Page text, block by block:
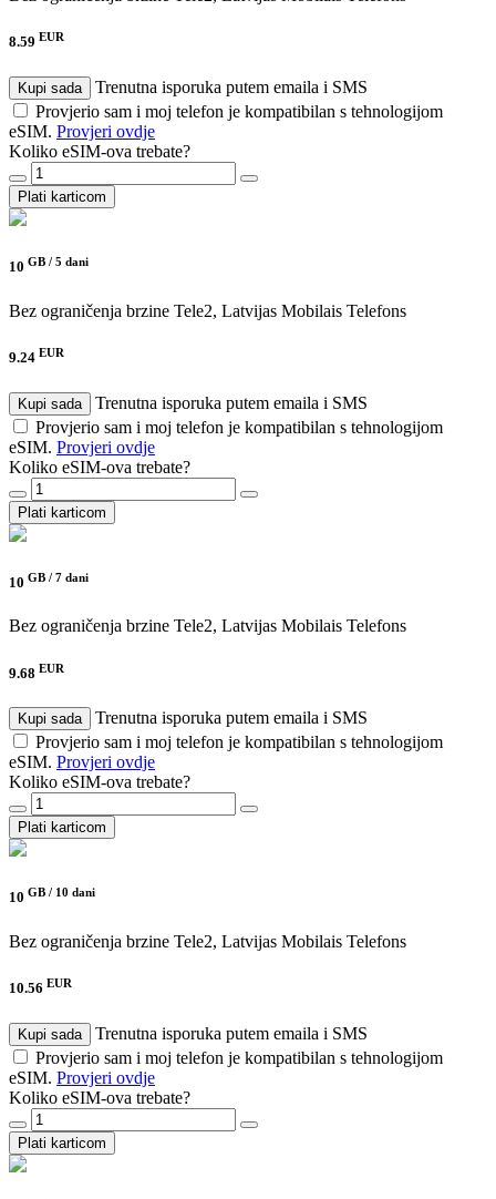
8.59 EUR
Kupi sada
Trenutna isporuka putem emaila i SMS
Provjerio sam i moj telefon je kompatibilan s tehnologijom
eSIM. Provjeri ovdje
Koliko eSIM-ova trebate?
Plati karticom
10 GB / 5 dani
Bez ograničenja brzine Tele2, Latvijas Mobilais Telefons
9.24 EUR
Kupi sada
Trenutna isporuka putem emaila i SMS
Provjerio sam i moj telefon je kompatibilan s tehnologijom
eSIM. Provjeri ovdje
Koliko eSIM-ova trebate?
Plati karticom
10 GB / 7 dani
Bez ograničenja brzine Tele2, Latvijas Mobilais Telefons
9.68 EUR
Kupi sada
Trenutna isporuka putem emaila i SMS
Provjerio sam i moj telefon je kompatibilan s tehnologijom
eSIM. Provjeri ovdje
Koliko eSIM-ova trebate?
Plati karticom
10 GB / 10 dani
Bez ograničenja brzine Tele2, Latvijas Mobilais Telefons
10.56 EUR
Kupi sada
Trenutna isporuka putem emaila i SMS
Provjerio sam i moj telefon je kompatibilan s tehnologijom
eSIM. Provjeri ovdje
Koliko eSIM-ova trebate?
Plati karticom